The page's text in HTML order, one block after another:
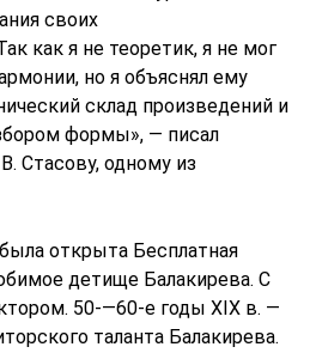
своих
как я не теоретик, я не мог
но я объяснял ему
склад произведений и
формы», — писал
Стасову, одному из
открыта Бесплатная
детище Балакирева. С
50-—60-е годы XIX в. —
таланта Балакирева.